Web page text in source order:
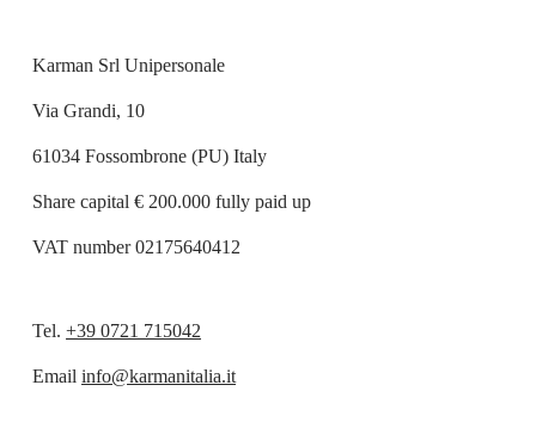
Karman Srl Unipersonale
Via Grandi, 10
61034 Fossombrone (PU) Italy
Share capital € 200.000 fully paid up
VAT number 02175640412
Tel.+39 0721 715042
Emailinfo@karmanitalia.it